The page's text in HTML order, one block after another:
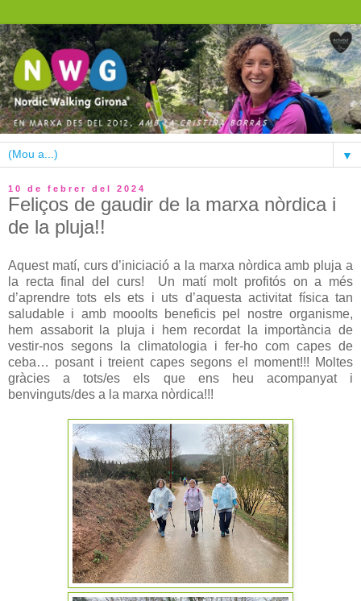
▼
10 de febrer del 2024
Feliços de gaudir de la marxa nòrdica i
de la pluja!!
Aquest matí, curs d’iniciació a la marxa nòrdica amb pluja a
la recta final del curs! Un matí molt profitós on a més
d’aprendre tots els ets i uts d’aquesta activitat física tan
saludable i amb mooolts beneficis pel nostre organisme,
hem assaborit la pluja i hem recordat la importància de
vestir-nos segons la climatologia i fer-ho com capes de
ceba… posant i treient capes segons el moment!!! Moltes
gràcies a tots/es els que ens heu acompanyat i
benvinguts/des a la marxa nòrdica!!!